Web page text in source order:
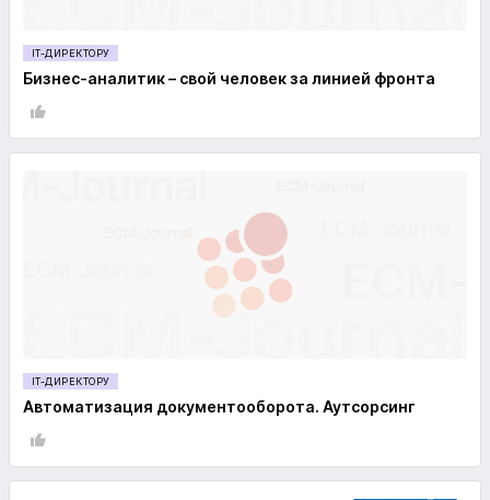
IT-ДИРЕКТОРУ
Бизнес-аналитик – свой человек за линией фронта
IT-ДИРЕКТОРУ
Автоматизация документооборота. Аутсорсинг